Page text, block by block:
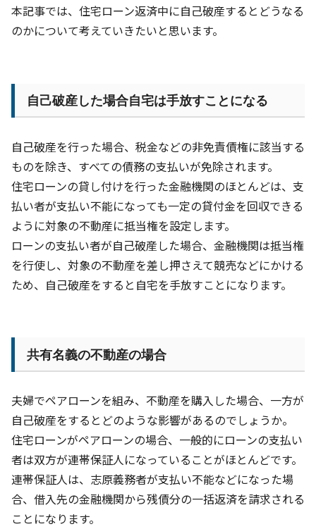
本記事では、住宅ローン返済中に自己破産するとどうなる
のかについて考えていきたいと思います。
自己破産した場合自宅は手放すことになる
自己破産を行った場合、税金などの非免責債権に該当する
ものを除き、すべての債務の支払いが免除されます。
住宅ローンの貸し付けを行った金融機関のほとんどは、支
払い者が支払い不能になっても一定の貸付金を回収できる
ように対象の不動産に抵当権を設定します。
ローンの支払い者が自己破産した場合、金融機関は抵当権
を行使し、対象の不動産を差し押さえて競売などにかける
ため、自己破産をすると自宅を手放すことになります。
共有名義の不動産の場合
夫婦でペアローンを組み、不動産を購入した場合、一方が
自己破産をするとどのような影響があるのでしょうか。
住宅ローンがペアローンの場合、一般的にローンの支払い
者は双方が連帯保証人になっていることがほとんどです。
連帯保証人は、志原義務者が支払い不能などになった場
合、借入先の金融機関から残債分の一括返済を請求される
ことになります。